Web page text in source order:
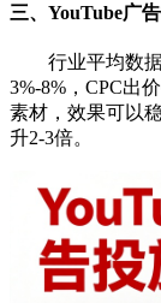
三、YouTube广
行业平均数
3%-8%，CPC出
素材，效果可以
升2-3倍。